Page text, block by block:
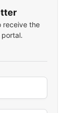
receive the